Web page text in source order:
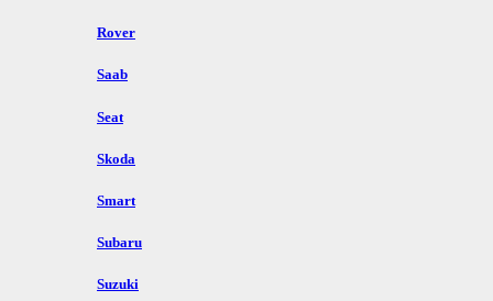
Rover
Saab
Seat
Skoda
Smart
Subaru
Suzuki